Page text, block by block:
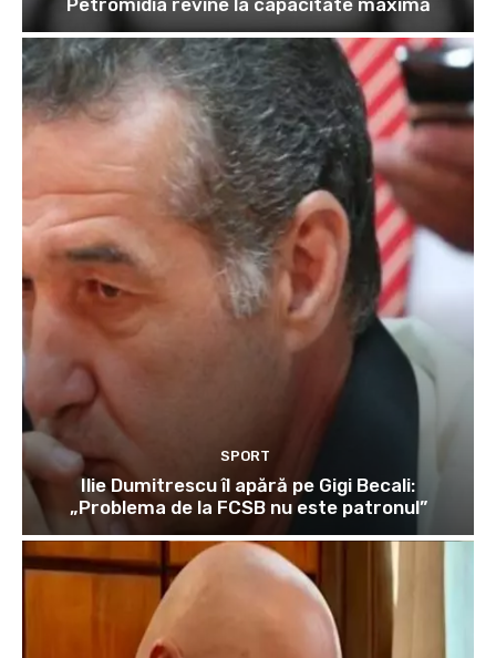
SPORT
Ilie Dumitrescu îl apără pe Gigi Becali:
„Problema de la FCSB nu este patronul”